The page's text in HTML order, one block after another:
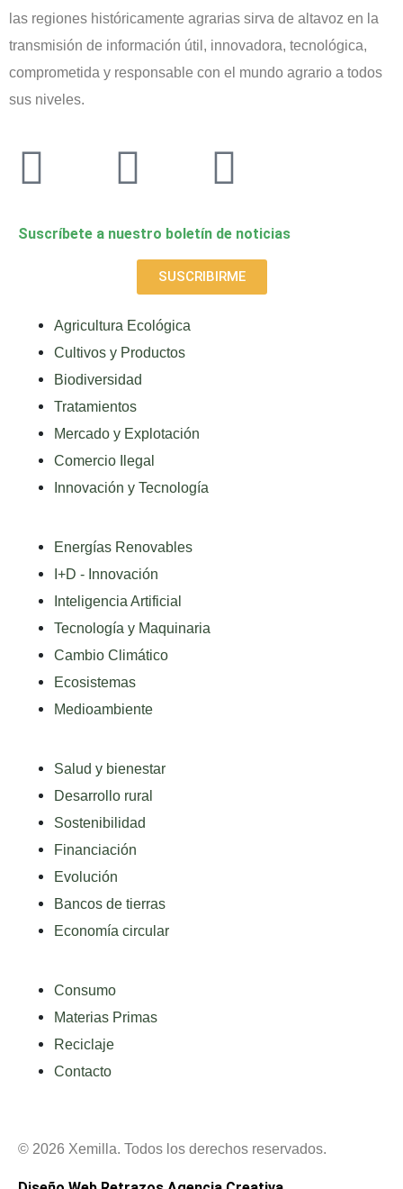
las regiones históricamente agrarias sirva de altavoz en la
transmisión de información útil, innovadora, tecnológica,
comprometida y responsable con el mundo agrario a todos
sus niveles.
Suscríbete a nuestro boletín de noticias
SUSCRIBIRME
Agricultura Ecológica
Cultivos y Productos
Biodiversidad
Tratamientos
Mercado y Explotación
Comercio Ilegal
Innovación y Tecnología
Energías Renovables
I+D - Innovación
Inteligencia Artificial
Tecnología y Maquinaria
Cambio Climático
Ecosistemas
Medioambiente
Salud y bienestar
Desarrollo rural
Sostenibilidad
Financiación
Evolución
Bancos de tierras
Economía circular
Consumo
Materias Primas
Reciclaje
Contacto
© 2026 Xemilla. Todos los derechos reservados.